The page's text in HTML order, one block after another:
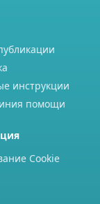
инструкции
помощи
Cookie